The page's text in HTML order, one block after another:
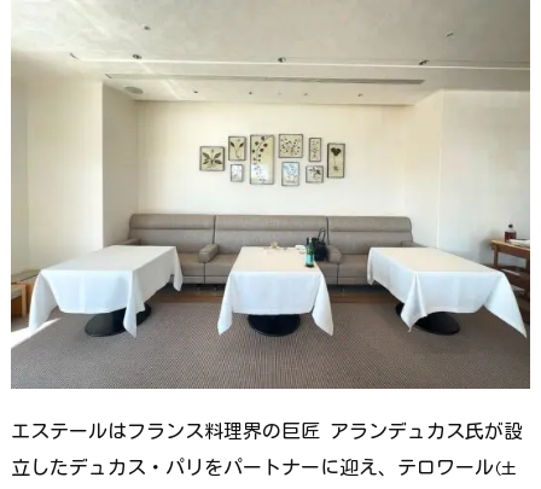
エステールはフランス料理界の巨匠 アランデュカス氏が設
立したデュカス・パリをパートナーに迎え、テロワール(土